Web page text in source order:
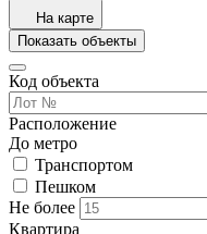
На карте
Показать объекты
Код объекта
Расположение
До метро
Транспортом
Пешком
Не более
Квартира